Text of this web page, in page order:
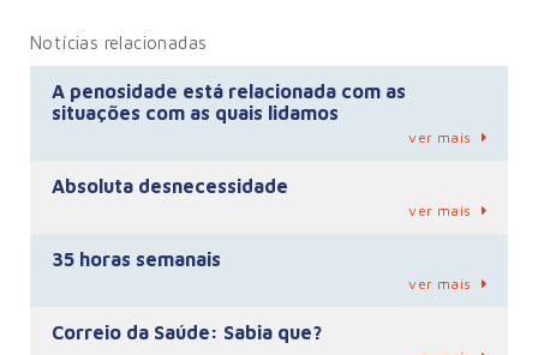
Notícias relacionadas
A penosidade está relacionada com as
situações com as quais lidamos
ver mais
Absoluta desnecessidade
ver mais
35 horas semanais
ver mais
Correio da Saúde: Sabia que?